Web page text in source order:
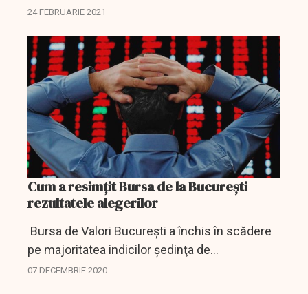
lucru format din avocaţi, consultanţi şi
lansarea...
24 FEBRUARIE 2021
Cum a resimțit Bursa de la București
rezultatele alegerilor
Bursa de Valori Bucureşti a închis în scădere
pe majoritatea indicilor şedinţa de
tranzacţionare de luni iar valoarea tranzacţiilor
07 DECEMBRIE 2020